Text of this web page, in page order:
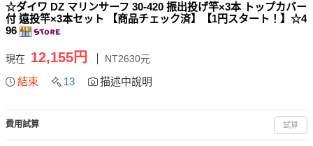
☆ダイワ DZ マリンサーフ 30-420 振出投げ竿×3本 トップカバー
付 遠投竿×3本セット 【商品チェック済】【1円スタート！】☆4
96
現在 12,155円 NT2630元
結束 13 描述中說明
費用試算 試算